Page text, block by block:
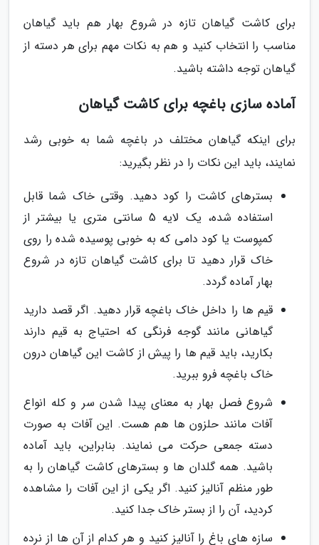
برای کاشت گیاهان تازه در شروع بهار هم باید گیاهان
مناسب را انتخاب کنید و هم به نکات مهم برای هر دسته از
گیاهان توجه داشته باشید.
آماده سازی باغچه برای کاشت گیاهان
برای اینکه گیاهان مختلف در باغچه شما به خوبی رشد
نمایند، باید این نکات را در نظر بگیرید:
بسترهای کاشت را کود دهید. وقتی خاک شما قابل
استفاده شده، یک لایه 5 سانتی متری یا بیشتر از
کمپوست یا کود دامی که به خوبی پوسیده شده را روی
خاک قرار دهید تا برای کاشت گیاهان تازه در شروع
بهار آماده گردد.
قیم ها را داخل خاک باغچه قرار دهید. اگر قصد دارید
گیاهانی مانند گوجه فرنگی که احتیاج به قیم دارند
بکارید، باید قیم ها را پیش از کاشت این گیاهان درون
خاک باغچه فرو ببرید.
شروع فصل بهار به معنای پیدا شدن سر و کله انواع
آفات مانند حلزون ها هم هست. این آفات به صورت
دسته جمعی حرکت می نمایند. بنابراین، باید آماده
باشید. همه گلدان ها و بسترهای کاشت گیاهان را به
طور منظم آنالیز کنید. اگر یکی از این آفات را مشاهده
کردید، آن را از بستر خاک جدا کنید.
سازه های باغ را آنالیز کنید و هر کدام از آن ها از نرده